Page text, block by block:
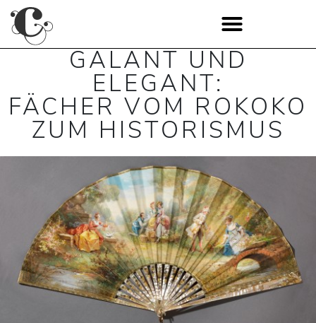
GALANT UND
ELEGANT:
FÄCHER VOM ROKOKO
ZUM HISTORISMUS